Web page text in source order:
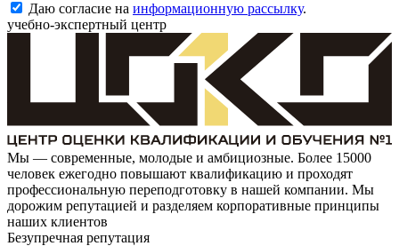
Даю согласие на информационную рассылку.
учебно-экспертный центр
Мы — современные, молодые и амбициозные. Более 15000
человек ежегодно повышают квалификацию и проходят
профессиональную переподготовку в нашей компании. Мы
дорожим репутацией и разделяем корпоративные принципы
наших клиентов
Безупречная репутация